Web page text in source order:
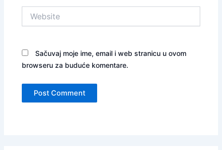
Sačuvaj moje ime, email i web stranicu u ovom
browseru za buduće komentare.